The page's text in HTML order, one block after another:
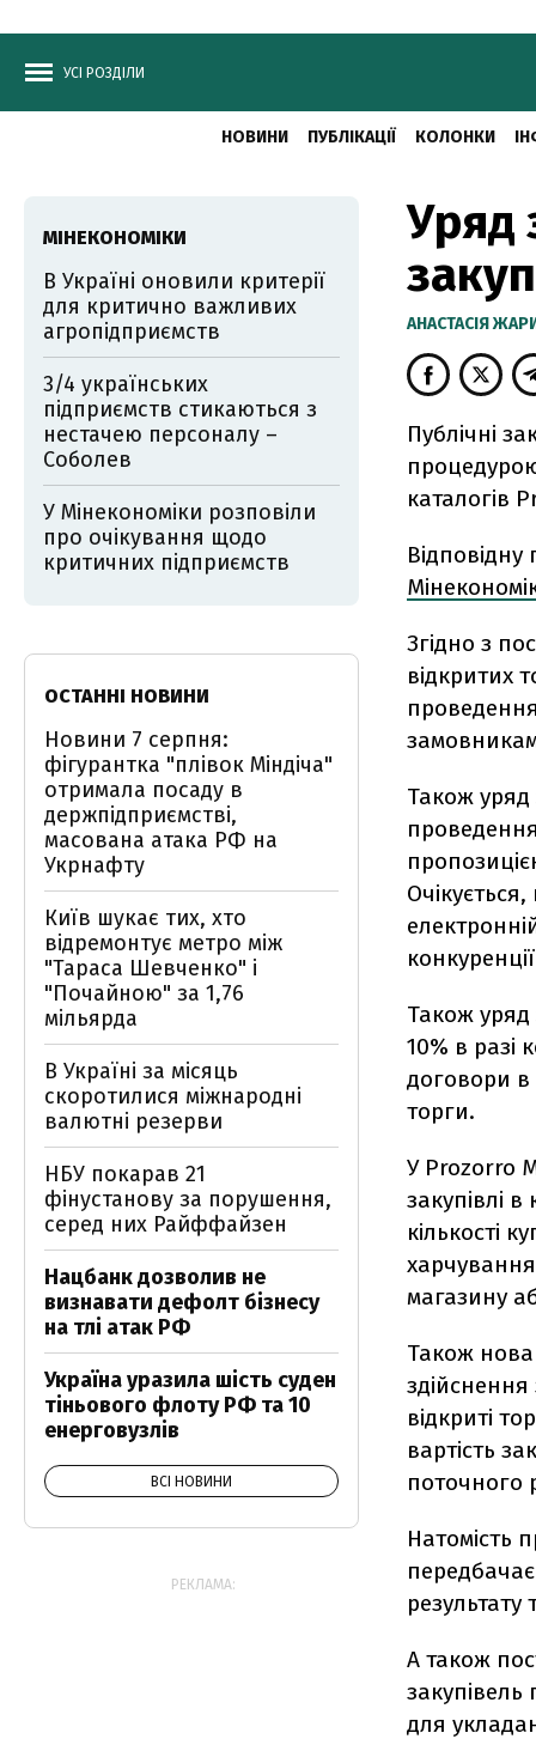
УСІ РОЗДІЛИ
НОВИНИ ПУБЛІКАЦІЇ КОЛОНКИ
Уряд
АНАСТАСІЯ
Публічні
каталогів
Згідно з
відкритих
Також уряд
Також уряд
10% в разі
договори в
торги.
У Prozorro
закупівлі
кількості
магазину
Також нова
здійснення
відкриті
вартість
поточного
Натомість
А також
закупівель
для
МІНЕКОНОМІКИ
В Україні оновили критерії
для критично важливих
агропідприємств
3/4 українських
підприємств стикаються з
нестачею персоналу –
Соболев
У Мінекономіки розповіли
про очікування щодо
критичних підприємств
ОСТАННІ НОВИНИ
Новини 7 серпня:
фігурантка "плівок Міндіча"
отримала посаду в
держпідприємстві,
масована атака РФ на
Укрнафту
Київ шукає тих, хто
відремонтує метро між
"Тараса Шевченко" і
"Почайною" за 1,76
мільярда
В Україні за місяць
скоротилися міжнародні
валютні резерви
НБУ покарав 21
фінустанову за порушення,
серед них Райффайзен
Нацбанк дозволив не
визнавати дефолт бізнесу
на тлі атак РФ
Україна уразила шість суден
тіньового флоту РФ та 10
енерговузлів
ВСІ НОВИНИ
РЕКЛАМА: